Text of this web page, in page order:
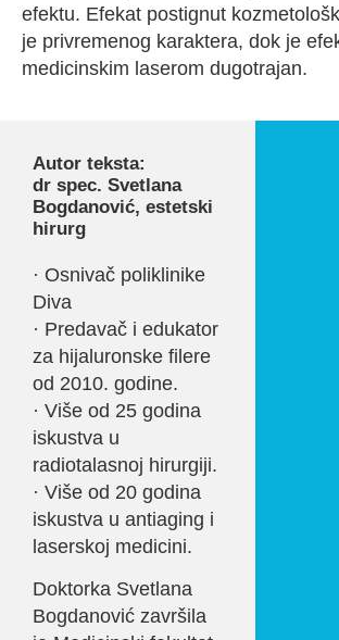
efektu. Efekat postignut
je privremenog karaktera, dok je
medicinskim laserom dugotrajan.
Autor teksta:
dr spec. Svetlana
Bogdanović, estetski
hirurg
· Osnivač poliklinike
Diva
· Predavač i edukator
za hijaluronske filere
od 2010. godine.
· Više od 25 godina
iskustva u
radiotalasnoj hirurgiji.
· Više od 20 godina
iskustva u antiaging i
laserskoj medicini.
Doktorka Svetlana
Bogdanović završila